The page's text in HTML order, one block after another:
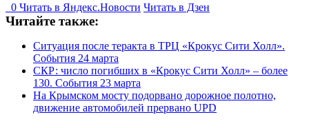
0 Читать в Яндекс.Новости Читать в Дзен
Читайте также:
Ситуация после теракта в ТРЦ «Крокус Сити Холл».
События 24 марта
СКР: число погибших в «Крокус Сити Холл» – более
130. События 23 марта
На Крымском мосту подорвано дорожное полотно,
движение автомобилей прервано UPD